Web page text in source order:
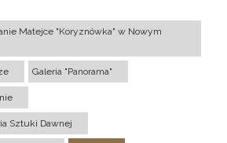
Matejce "Koryznówka" w Nowym
Galeria "Panorama"
Sztuki Dawnej